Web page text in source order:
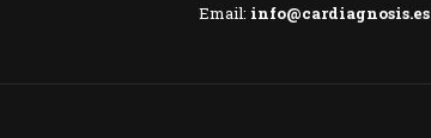
Email: info@cardiagnosis.es